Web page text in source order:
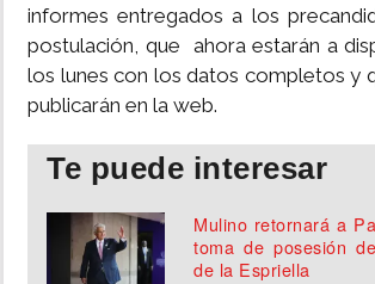
informes entregados a los
postulación, que ahora estarán a
los lunes con los datos completos y
publicarán en la web.
Te puede interesar
Mulino retornará a
toma de posesión
de la Espriella